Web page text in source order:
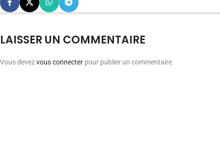
LAISSER UN COMMENTAIRE
Vous devezvous connecter pour publier un commentaire.